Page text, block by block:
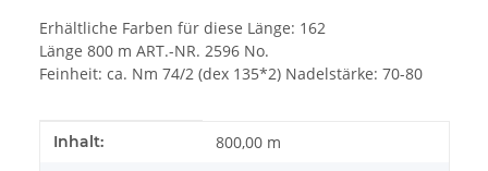
Erhältliche Farben für diese Länge: 162
Länge 800 m ART.-NR. 2596 No.
Feinheit: ca. Nm 74/2 (dex 135*2) Nadelstärke: 70-80
Produkteigenschaft
Wert
Inhalt: 800,00 m